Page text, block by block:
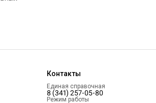
Контакты
Единая справочная
8 (341) 257-05-80
Режим работы